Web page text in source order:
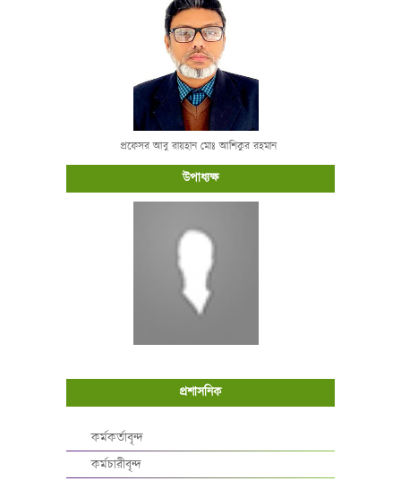
প্রফেসর আবু রায়হান মোঃ আশিকুর রহমান
উপাধ্যক্ষ
প্রশাসনিক
কর্মকর্তাবৃন্দ
কর্মচারীবৃন্দ